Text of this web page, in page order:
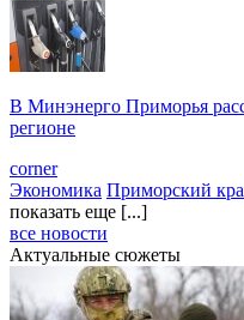
В Минэнерго Приморья
регионе
corner
Экономика Приморский
показать еще [...]
все новости
Актуальные сюжеты